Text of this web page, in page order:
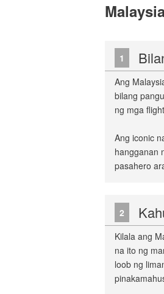
1
Ang
bilang
ng mga
Ang iconic
hangganan
pasahero
2
Kilala ang
na ito ng
loob ng